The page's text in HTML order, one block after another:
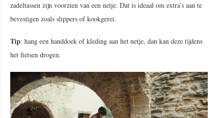
zadeltassen zijn voorzien van een netje. Dat is ideaal om extra’s aan te
bevestigen zoals slippers of kookgerei.
Tip: hang een handdoek of kleding aan het netje, dan kan deze tijdens
het fietsen drogen.